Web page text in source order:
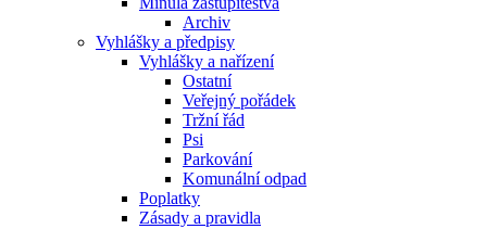
Archiv
Vyhlášky a předpisy
Vyhlášky a nařízení
Ostatní
Veřejný pořádek
Tržní řád
Psi
Parkování
Komunální odpad
Poplatky
Zásady a pravidla